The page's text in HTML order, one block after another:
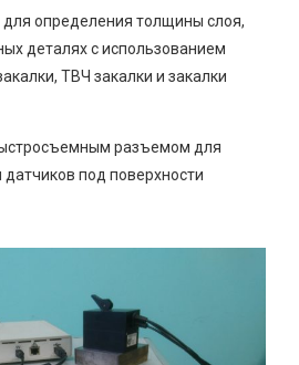
определения толщины слоя,
деталях с использованием
ТВЧ закалки и закалки
разъемом для
под поверхности